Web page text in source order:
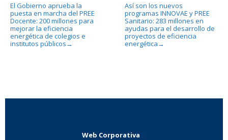
El Gobierno aprueba la
puesta en marcha del PREE
Docente: 200 millones para
mejorar la eficiencia
energética de colegios e
institutos públicos →
Así son los nuevos
programas INNOVAE y PREE
Sanitario: 283 millones en
ayudas para el desarrollo de
proyectos de eficiencia
energética →
Web Corporativa